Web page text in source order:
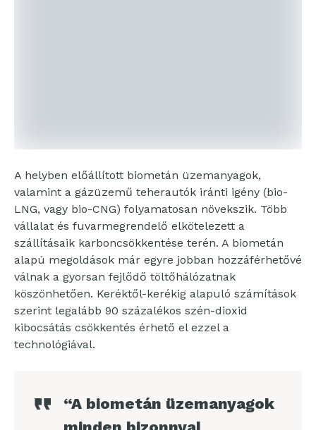
A helyben előállított biometán üzemanyagok,
valamint a gázüzemű teherautók iránti igény (bio-
LNG, vagy bio-CNG) folyamatosan növekszik. Több
vállalat és fuvarmegrendelő elkötelezett a
szállításaik karboncsökkentése terén. A biometán
alapú megoldások már egyre jobban hozzáférhetővé
válnak a gyorsan fejlődő töltőhálózatnak
köszönhetően. Keréktől-kerékig alapuló számítások
szerint legalább 90 százalékos szén-dioxid
kibocsátás csökkentés érhető el ezzel a
technológiával.
“A biometán üzemanyagok